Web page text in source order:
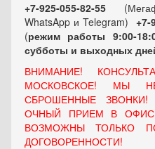
+7-925-055-82-55
WhatsApp и Telegram) +7-
(режим работы 9:00-
субботы и выходных
ВНИМАНИЕ!
МОСКОВСКОЕ! МЫ
СБРОШЕННЫЕ
ОЧНЫЙ ПРИЕМ В
ВОЗМОЖНЫ ТОЛЬКО
ДОГОВОРЕННОСТИ!